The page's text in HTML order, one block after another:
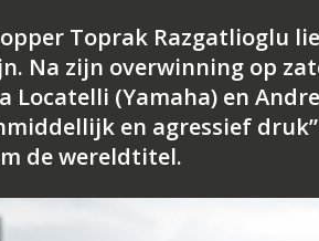
Toprak Razgatlioglu
Na zijn overwinning op
Locatelli (Yamaha) en
en agressief
de wereldtitel.